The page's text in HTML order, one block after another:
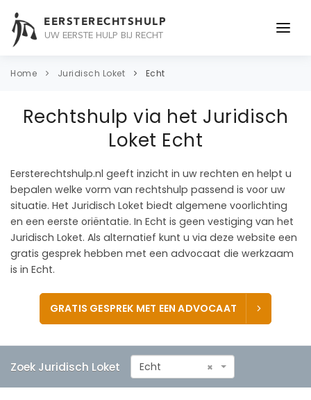
EERSTERECHTSHULP
UW EERSTE HULP BIJ RECHT
ONDERWERPEN
CONTACT
Home Juridisch Loket Echt
Rechtshulp via het Juridisch
Loket Echt
Eersterechtshulp.nl geeft inzicht in uw rechten en helpt u
bepalen welke vorm van rechtshulp passend is voor uw
situatie. Het Juridisch Loket biedt algemene voorlichting
en een eerste oriëntatie. In Echt is geen vestiging van het
Juridisch Loket. Als alternatief kunt u via deze website een
gratis gesprek hebben met een advocaat die werkzaam
is in Echt.
GRATIS GESPREK MET EEN ADVOCAAT
Zoek Juridisch Loket ×
Echt